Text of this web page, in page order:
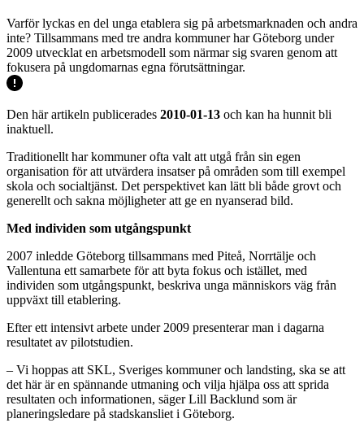
Varför lyckas en del unga etablera sig på arbetsmarknaden och andra
inte? Tillsammans med tre andra kommuner har Göteborg under
2009 utvecklat en arbetsmodell som närmar sig svaren genom att
fokusera på ungdomarnas egna förutsättningar.
Den här artikeln publicerades 2010-01-13 och kan ha hunnit bli
inaktuell.
Traditionellt har kommuner ofta valt att utgå från sin egen
organisation för att utvärdera insatser på områden som till exempel
skola och socialtjänst. Det perspektivet kan lätt bli både grovt och
generellt och sakna möjligheter att ge en nyanserad bild.
Med individen som utgångspunkt
2007 inledde Göteborg tillsammans med Piteå, Norrtälje och
Vallentuna ett samarbete för att byta fokus och istället, med
individen som utgångspunkt, beskriva unga människors väg från
uppväxt till etablering.
Efter ett intensivt arbete under 2009 presenterar man i dagarna
resultatet av pilotstudien.
– Vi hoppas att SKL, Sveriges kommuner och landsting, ska se att
det här är en spännande utmaning och vilja hjälpa oss att sprida
resultaten och informationen, säger Lill Backlund som är
planeringsledare på stadskansliet i Göteborg.